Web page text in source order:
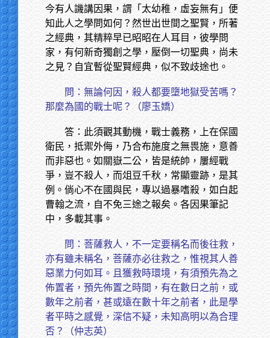
今有人譏講因果，謂「太幼稚，虛妄無有」便
知此人之學問如何？然世出世間之聖賢，所著
之經典，其精粹早已昭昭在人耳目，彼學問
家，有何新奇獨創之學，壓倒一切聖典，尚未
之見？自宜暫從聖賢經典，似不致歧途也。
問：無論何因，殺人都要墮地獄受苦嗎？
那麼為國的戰士呢？（廖玉嬌）
答：此須觀其動機，戰士義務，上在保國
衛民，抵禦外侮，乃合布施度之無畏施，意善
而非惡也。如關嶽二公，皆是統帥，屢經戰
爭，豈不殺人，而俎豆千秋，常顯靈跡，是其
例。倘心不在國與民，專以過暴嗜殺，如白起
曹翰之流，自不免三途之報矣。各因果筆記
中，多載其事。
問：菩薩救人，不一定要稱名而後往救，
亦有雖未稱名，菩薩亦必往救之，惟視其人善
惡業力何如耳。且獲救時環境，有須預先為之
佈置者，預先佈置之時間，有在數日之前，或
數年之前者，甚或遠在數十年之前者，此是學
者平時之感覺，深信不疑，未知高明以為合理
否？（仲志英）